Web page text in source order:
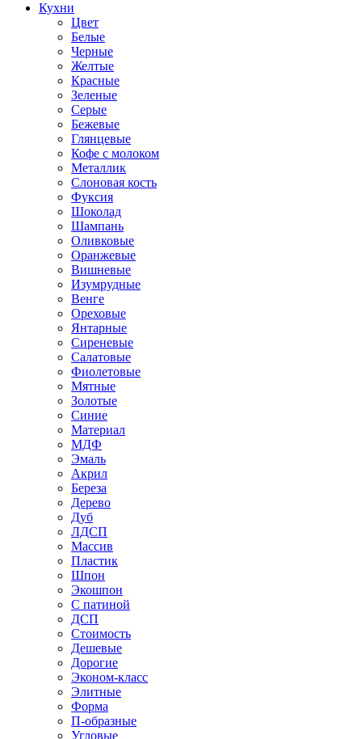
Кухни
Цвет
Белые
Черные
Желтые
Красные
Зеленые
Серые
Бежевые
Глянцевые
Кофе с молоком
Металлик
Слоновая кость
Фуксия
Шоколад
Шампань
Оливковые
Оранжевые
Вишневые
Изумрудные
Венге
Ореховые
Янтарные
Сиреневые
Салатовые
Фиолетовые
Мятные
Золотые
Синие
Материал
МДФ
Эмаль
Акрил
Береза
Дерево
Дуб
ЛДСП
Массив
Пластик
Шпон
Экошпон
С патиной
ДСП
Стоимость
Дешевые
Дорогие
Эконом-класс
Элитные
Форма
П-образные
Угловые